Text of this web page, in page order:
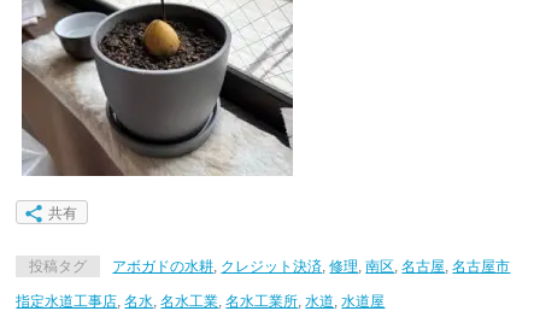
共有
投稿タグ アボガドの水耕, クレジット決済,修理,南区,名古屋,名古屋市
指定水道工事店,名水,名水工業,名水工業所,水道,水道屋